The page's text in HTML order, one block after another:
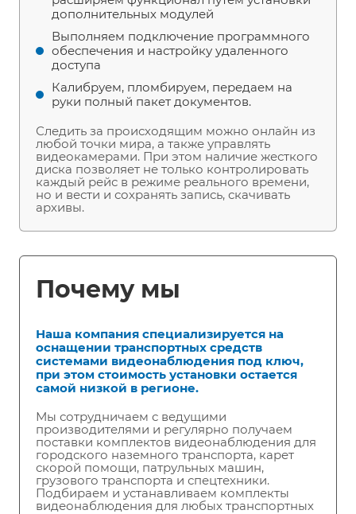
дополнительных модулей
Выполняем подключение программного
обеспечения и настройку удаленного
доступа
Калибруем, пломбируем, передаем на
руки полный пакет документов.
Следить за происходящим можно онлайн из
любой точки мира, а также управлять
видеокамерами. При этом наличие жесткого
диска позволяет не только контролировать
каждый рейс в режиме реального времени,
но и вести и сохранять запись, скачивать
архивы.
Почему мы
Наша компания специализируется на
оснащении транспортных средств
системами видеонаблюдения под ключ,
при этом стоимость установки остается
самой низкой в регионе.
Мы сотрудничаем с ведущими
производителями и регулярно получаем
поставки комплектов видеонаблюдения для
городского наземного транспорта, карет
скорой помощи, патрульных машин,
грузового транспорта и спецтехники.
Подбираем и устанавливаем комплекты
видеонаблюдения для любых транспортных